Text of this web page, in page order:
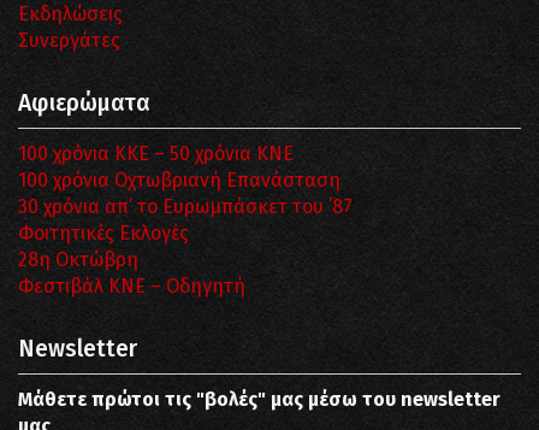
Εκδηλώσεις
Συνεργάτες
Αφιερώματα
100 χρόνια ΚΚΕ – 50 χρόνια ΚΝΕ
100 χρόνια Οχτωβριανή Επανάσταση
30 χρόνια απ’ το Ευρωμπάσκετ του ΄87
Φοιτητικές Εκλογές
28η Οκτώβρη
Φεστιβάλ ΚΝΕ – Οδηγητή
Newsletter
Μάθετε πρώτοι τις "βολές" μας μέσω του newsletter